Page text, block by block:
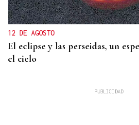
12 DE AGOSTO
El eclipse y las perseidas, un
el cielo